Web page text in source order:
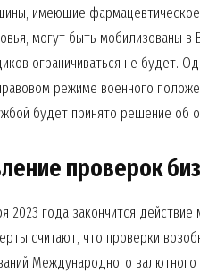
News
Magazine
имеющие
могут быть мобилизованы
ограничиваться не будет.
режиме военного
будет принято решение об
проверок
2023 года закончится
считают, что проверки
Международного